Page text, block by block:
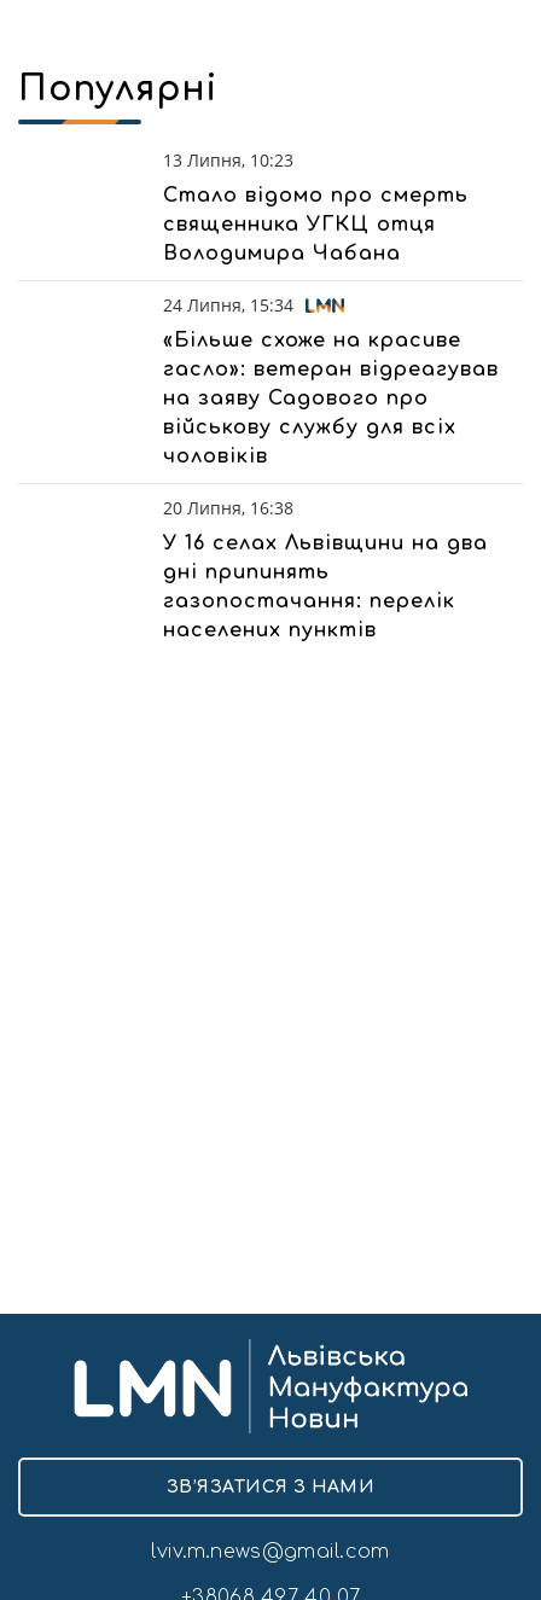
Популярні
13 Липня, 10:23
Стало відомо про смерть
священника УГКЦ отця
Володимира Чабана
24 Липня, 15:34
«Більше схоже на красиве
гасло»: ветеран відреагував
на заяву Садового про
військову службу для всіх
чоловіків
20 Липня, 16:38
У 16 селах Львівщини на два
дні припинять
газопостачання: перелік
населених пунктів
ЗВ’ЯЗАТИСЯ З НАМИ
lviv.m.news@gmail.com